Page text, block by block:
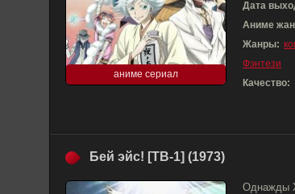
аниме сериал
Дата
Аниме
Жанры:
Фэнтези
Качество:
Бей эйс! [ТВ-1] (1973)
Однажды